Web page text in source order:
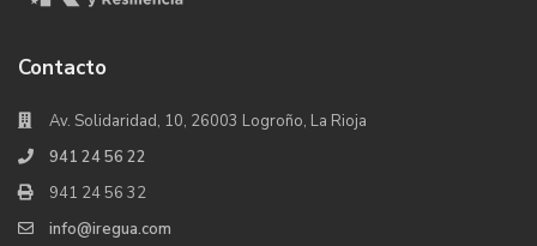
Contacto
Av. Solidaridad, 10, 26003 Logroño, La Rioja
941 24 56 22
941 24 56 32
info@iregua.com